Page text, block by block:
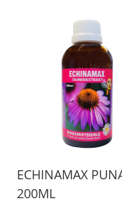
ECHINAMAX
200ML